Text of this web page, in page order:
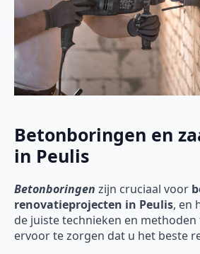
Betonboringen en
in Peulis
Betonboringen zijn cruciaal voor
renovatieprojecten in Peulis, en
de juiste technieken en
ervoor te zorgen dat u het beste